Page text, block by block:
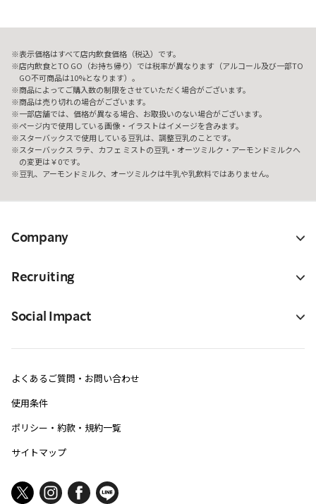
表示価格はすべて店内飲食価格（税込）です。
店内飲食とTO GO（お持ち帰り）では税率が異なります（アルコール及び一部TO
GO不可商品は10%となります）。
商品によってご購入数の制限をさせていただく場合がございます。
商品は売り切れの場合がございます。
一部店舗では、価格が異なる場合、お取扱いのない場合がございます。
ページ内で使用している画像・イラストはイメージを含みます。
スターバックスで使用している豆乳は、調整豆乳のことです。
スターバックス ラテ、カフェ ミストの豆乳・オーツミルク・アーモンドミルクへ
の変更は￥0です。
豆乳、アーモンドミルク、オーツミルクは牛乳や乳飲料ではありません。
Company
Recruiting
Social Impact
よくあるご質問・お問い合わせ
使用条件
ポリシー・約款・規約一覧
サイトマップ